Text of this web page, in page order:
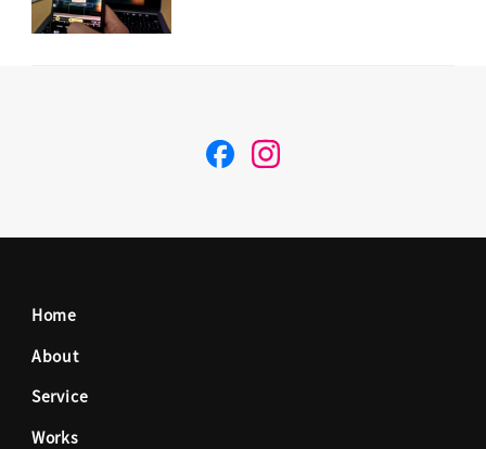
F I
Home
About
Service
Works